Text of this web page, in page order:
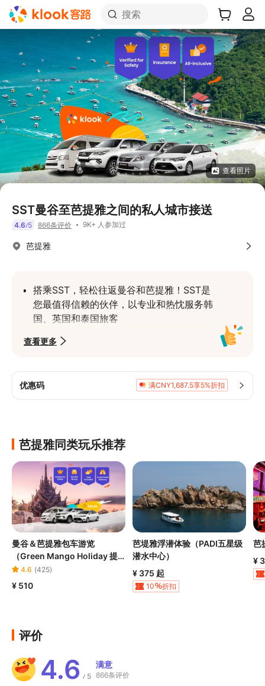
搜索
查看照片
SST曼谷至芭提雅之间的私人城市接送
4.6/5 866条评价 9K+ 人参加过
芭提雅
搭乘SST，轻松往返曼谷和芭提雅！SST是
您最值得信赖的伙伴，以专业和热忱服务韩
国、英国和泰国旅客
多种车款任您选，不论是3人的小团体，还
全天候24小时提供服务，不论您是清晨或深
夜出发，都能享受这项超棒的接送服务
查看更多
优惠码 满CNY1,687.5享5%折扣
芭提雅同类玩乐推荐
曼谷＆芭提雅包车游览
（Green Mango Holiday 提
供）
4.6 (425)
¥ 510
芭堤雅浮潜体验（PADI五星级
潜水中心）
¥ 375 起
10 折扣
芭
¥
评价
4.6 / 5
满意
866条评价